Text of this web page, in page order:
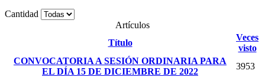
Cantidad
Artículos
Título
Veces
visto
CONVOCATORIA A SESIÓN ORDINARIA PARA
EL DÍA 15 DE DICIEMBRE DE 2022
3953